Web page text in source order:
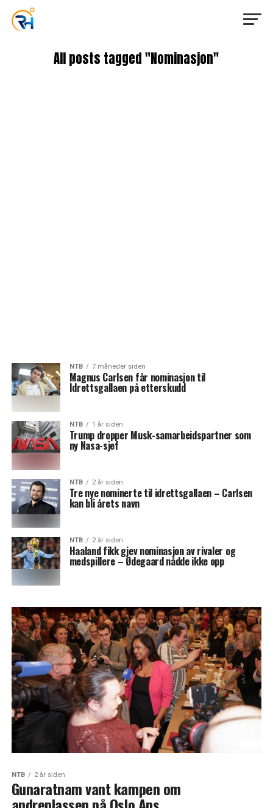
All posts tagged "Nominasjon"
NTB 7 måneder siden
Magnus Carlsen får nominasjon til
Idrettsgallaen på etterskudd
NTB 1 år siden
Trump dropper Musk-samarbeidspartner som
ny Nasa-sjef
NTB 2 år siden
Tre nye nominerte til idrettsgallaen – Carlsen
kan bli årets navn
NTB 2 år siden
Haaland fikk gjev nominasjon av rivaler og
medspillere – Ødegaard nådde ikke opp
NTB 2 år siden
Gunaratnam vant kampen om